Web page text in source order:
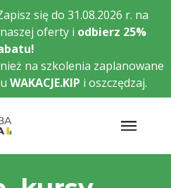
się do 31.08.2026 r. na
oferty i odbierz 25%
na szkolenia zaplanowane
WAKACJE.KIP i oszczędzaj.